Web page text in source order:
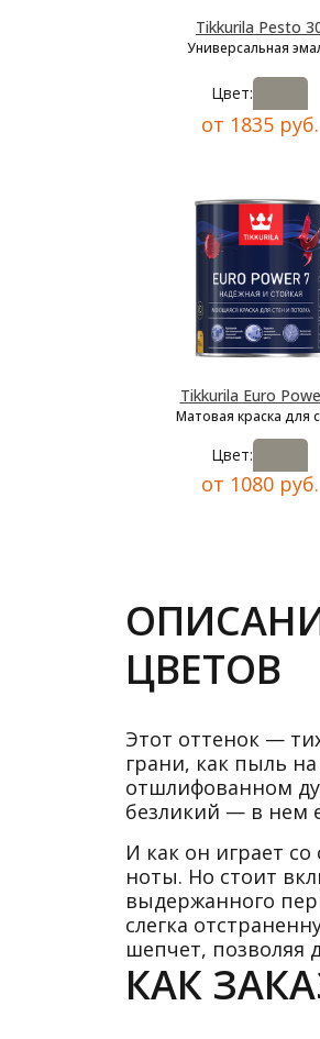
Tikkurila Pesto
Универсальная
Цвет:
от 1835 руб.
Tikkurila Euro
Матовая краска для
Цвет:
от 1080 руб.
ЦВЕТОВ
Этот оттенок —
грани, как пыль
отшлифованном
безликий — в нем
И как он играет
ноты. Но стоит
выдержанного
слегка
шепчет, позволяя
КАК